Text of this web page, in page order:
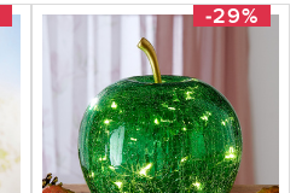
-29%